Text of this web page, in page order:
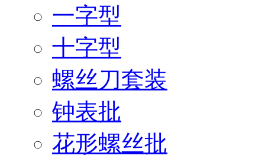
一字型
十字型
螺丝刀套装
钟表批
花形螺丝批